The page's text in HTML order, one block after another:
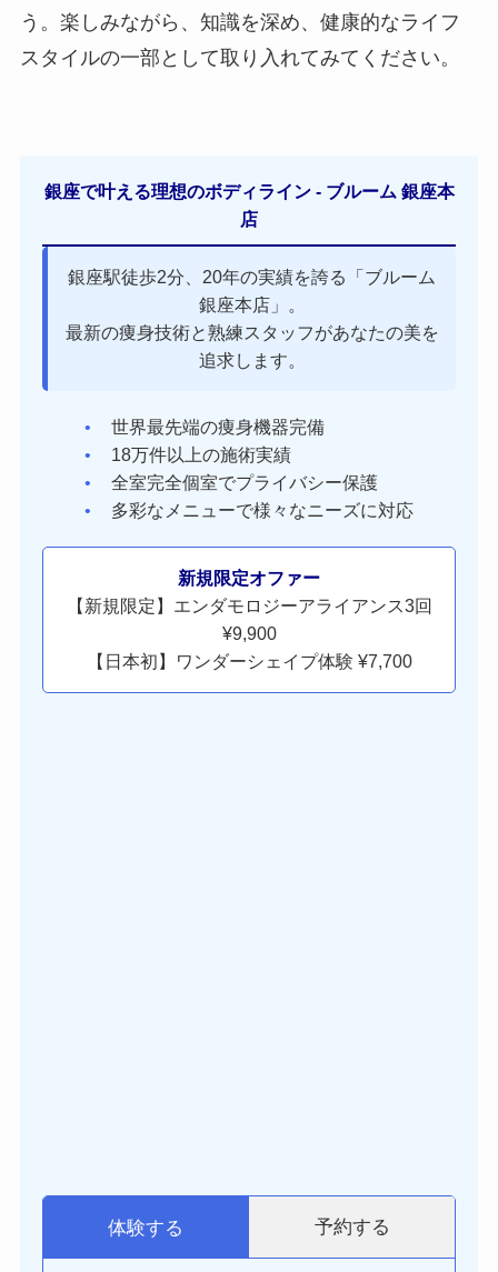
う。楽しみながら、知識を深め、健康的なライフ
スタイルの一部として取り入れてみてください。
銀座で叶える理想のボディライン - ブルーム 銀座本
店
銀座駅徒歩2分、20年の実績を誇る「ブルーム
銀座本店」。
最新の痩身技術と熟練スタッフがあなたの美を
追求します。
世界最先端の痩身機器完備
18万件以上の施術実績
全室完全個室でプライバシー保護
多彩なメニューで様々なニーズに対応
新規限定オファー
【新規限定】エンダモロジーアライアンス3回
¥9,900
【日本初】ワンダーシェイプ体験 ¥7,700
体験する 予約する